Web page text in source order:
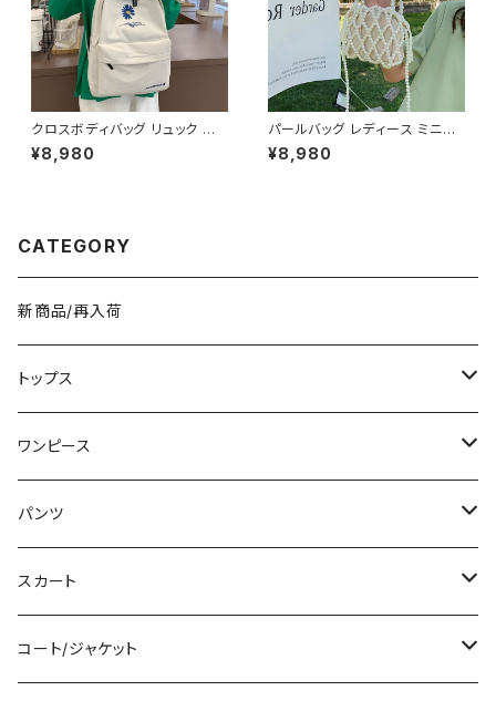
クロスボディバッグ リュック バッ
クパック デイパック レディース
メンズ 男女兼用 軽量 大容量 通
ピンク ホワイト ワンサイズ K-B
¥8,980
パールバッグ レディース ミニバ
ッグ 2WAY ショルダーバッグ ハ
ンドバッグ 巾着バッグ ビーズバ
¥8,980
CATEGORY
新商品/再入荷
トップス
Tシャツ/カットソー
タンクトップ/キャミソール
シャツ/ブラウス
ベアトップ/チューブトップ
ワンピース
ミニ/ショート
ミディアム/ミモレ
ロング/マキシ
パンツ
ショート丈
クロップド丈
スカート
ミニ/ショート
コート/ジャケット